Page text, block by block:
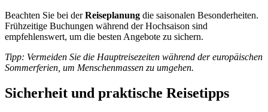
Beachten Sie bei derReiseplanung die saisonalen Besonderheiten.
Frühzeitige Buchungen während der Hochsaison sind
empfehlenswert, um die besten Angebote zu sichern.
Tipp: Vermeiden Sie die Hauptreisezeiten während der europäischen
Sommerferien, um Menschenmassen zu umgehen.
Sicherheit und praktische Reisetipps